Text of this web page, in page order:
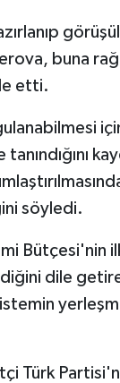
buna
etti.
söyledi.
Bütçesi'nin
dile
Türk